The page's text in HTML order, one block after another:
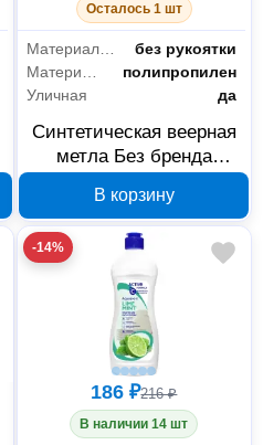
Осталось 1 шт
Материал рукояти
без рукоятки
полипропилен
Уличная
да
Синтетическая веерная
метла Без бренда
В корзину
-14%
186 ₽216 ₽
В наличии 14 шт